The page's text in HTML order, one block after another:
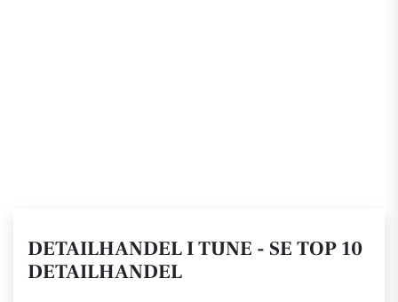
DETAILHANDEL I TUNE - SE TOP 10
DETAILHANDEL